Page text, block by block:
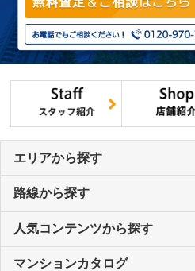
エリアから探す
路線から探す
人気コンテンツから探す
マンションカタログ